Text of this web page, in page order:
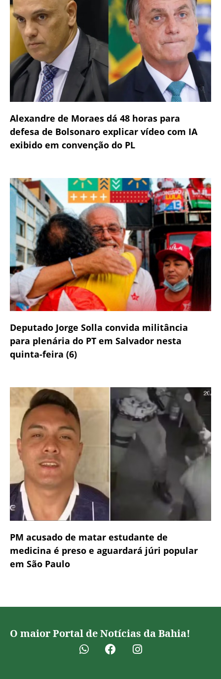
Alexandre de Moraes dá 48 horas para
defesa de Bolsonaro explicar vídeo com IA
exibido em convenção do PL
Deputado Jorge Solla convida militância
para plenária do PT em Salvador nesta
quinta-feira (6)
PM acusado de matar estudante de
medicina é preso e aguardará júri popular
em São Paulo
O maior Portal de Notícias da Bahia!